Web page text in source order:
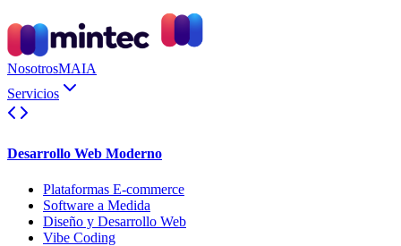
NosotrosMAIA
Servicios
Desarrollo Web Moderno
Plataformas E-commerce
Software a Medida
Diseño y Desarrollo Web
Vibe Coding